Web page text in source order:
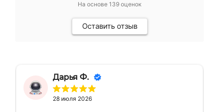
На основе 139 оценок
Оставить отзыв
Дарья Ф.
28 июля 2026